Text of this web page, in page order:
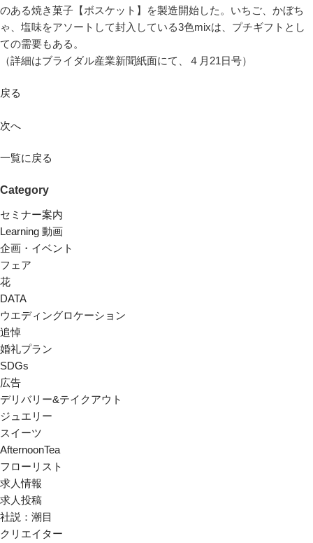
のある焼き菓子【ボスケット】を製造開始した。いちご、かぼち
ゃ、塩味をアソートして封入している3色mixは、プチギフトとし
ての需要もある。
（詳細はブライダル産業新聞紙面にて、４月21日号）
戻る
次へ
一覧に戻る
Category
セミナー案内
Learning 動画
企画・イベント
フェア
花
DATA
ウエディングロケーション
追悼
婚礼プラン
SDGs
広告
デリバリー&テイクアウト
ジュエリー
スイーツ
AfternoonTea
フローリスト
求人情報
求人投稿
社説：潮目
クリエイター